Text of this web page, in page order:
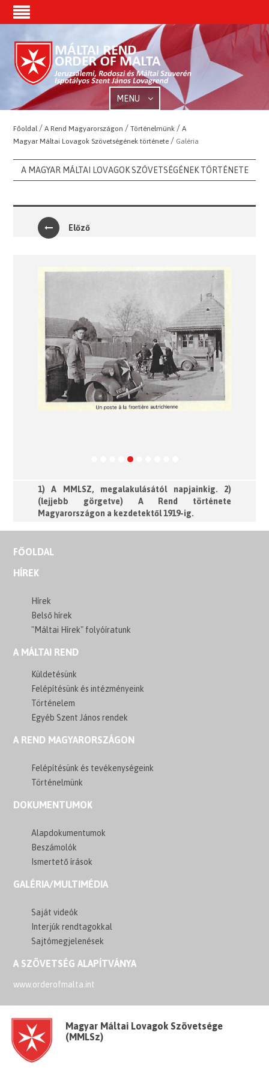
MENU
Főoldal /A Rend Magyarországon /Történelmünk /A
Magyar Máltai Lovagok Szövetségének története / Galéria
A MAGYAR MÁLTAI LOVAGOK SZÖVETSÉGÉNEK TÖRTÉNETE
Előző
Previous
1) A MMLSZ, megalakulásától napjainkig. 2)
(lejjebb görgetve) A Rend története
Magyarországon a kezdetektől 1919-ig.
FŐOLDAL
HÍREK
Hírek
Belső hírek
"Máltai Hírek" folyóíratunk
A MÁLTAI REND
Küldetésünk
Felépítésünk és intézményeink
Történelem
Egyéb Szent János rendek
A REND MAGYARORSZÁGON
Felépítésünk és tevékenységeink
Történelmünk
DOKUMENTUMOK
Alapdokumentumok
Beszámolók
Ismertető írások
GALÉRIA/MULTIMÉDIA
Saját videók
Interjúk rendtagokkal
Sajtómegjelenések
A SZÖVETSÉG ALAPÍTVÁNYA
www.orderofmalta.int
Magyar Máltai Lovagok Szövetsége
(MMLSz)